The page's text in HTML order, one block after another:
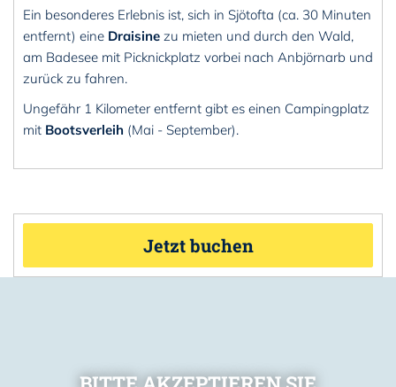
Ein besonderes Erlebnis ist, sich in Sjötofta (ca. 30 Minuten
entfernt) eine Draisine zu mieten und durch den Wald,
am Badesee mit Picknickplatz vorbei nach Anbjörnarb und
zurück zu fahren.
Ungefähr 1 Kilometer entfernt gibt es einen Campingplatz
mit Bootsverleih (Mai - September).
Jetzt buchen